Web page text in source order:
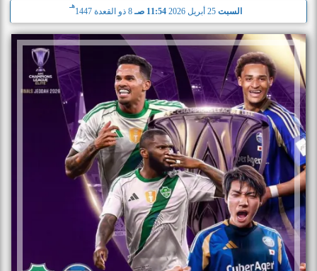
السبت 11:54 صـ 8 ذو القعدة 1447
هـ